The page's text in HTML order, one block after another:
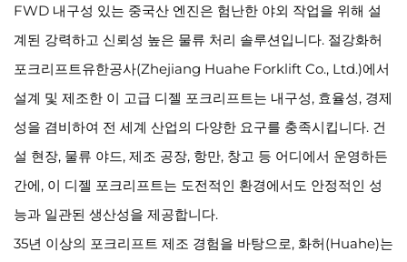
FWD 내구성 있는 중국산 엔진은 험난한 야외 작업을 위해 설
계된 강력하고 신뢰성 높은 물류 처리 솔루션입니다. 절강화허
포크리프트유한공사(Zhejiang Huahe Forklift Co., Ltd.)에서
설계 및 제조한 이 고급 디젤 포크리프트는 내구성, 효율성, 경제
성을 겸비하여 전 세계 산업의 다양한 요구를 충족시킵니다. 건
설 현장, 물류 야드, 제조 공장, 항만, 창고 등 어디에서 운영하든
간에, 이 디젤 포크리프트는 도전적인 환경에서도 안정적인 성
능과 일관된 생산성을 제공합니다.
35년 이상의 포크리프트 제조 경험을 바탕으로, 화허(Huahe)는